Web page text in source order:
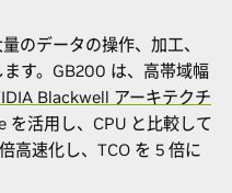
のデータの操作、加工、
す。GB200 は、高帯域幅
Blackwell アーキテクチ
活用し、CPU と比較して
高速化し、TCO を 5 倍に